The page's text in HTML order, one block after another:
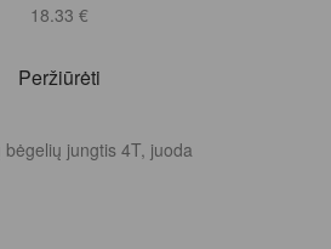
18.33 €
Peržiūrėti